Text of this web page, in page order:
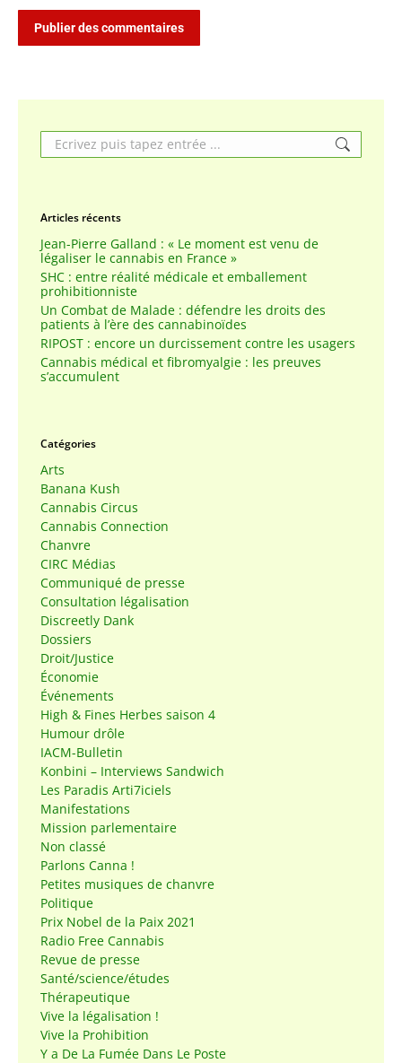
Publier des commentaires
Search:
Articles récents
Jean-Pierre Galland : « Le moment est venu de
légaliser le cannabis en France »
SHC : entre réalité médicale et emballement
prohibitionniste
Un Combat de Malade : défendre les droits des
patients à l’ère des cannabinoïdes
RIPOST : encore un durcissement contre les usagers
Cannabis médical et fibromyalgie : les preuves
s’accumulent
Catégories
Arts
Banana Kush
Cannabis Circus
Cannabis Connection
Chanvre
CIRC Médias
Communiqué de presse
Consultation légalisation
Discreetly Dank
Dossiers
Droit/Justice
Économie
Événements
High & Fines Herbes saison 4
Humour drôle
IACM-Bulletin
Konbini – Interviews Sandwich
Les Paradis Arti7iciels
Manifestations
Mission parlementaire
Non classé
Parlons Canna !
Petites musiques de chanvre
Politique
Prix Nobel de la Paix 2021
Radio Free Cannabis
Revue de presse
Santé/science/études
Thérapeutique
Vive la légalisation !
Vive la Prohibition
Y a De La Fumée Dans Le Poste